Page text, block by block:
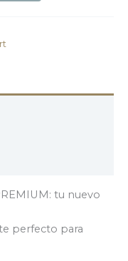
tu nuevo
perfecto para